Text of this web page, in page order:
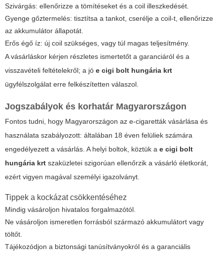
Szivárgás: ellenőrizze a tömítéseket és a coil illeszkedését.
Gyenge gőztermelés: tisztítsa a tankot, cserélje a coil-t, ellenőrizze
az akkumulátor állapotát.
Erős égő íz: új coil szükséges, vagy túl magas teljesítmény.
A vásárláskor kérjen részletes ismertetőt a garanciáról és a
visszavételi feltételekről; a jó e cigi bolt hungária krt
ügyfélszolgálat erre felkészítetten válaszol.
Jogszabályok és korhatár Magyarországon
Fontos tudni, hogy Magyarországon az e-cigaretták vásárlása és
használata szabályozott: általában 18 éven felüliek számára
engedélyezett a vásárlás. A helyi boltok, köztük a e cigi bolt
hungária krt szaküzletei szigorúan ellenőrzik a vásárló életkorát,
ezért vigyen magával személyi igazolványt.
Tippek a kockázat csökkentéséhez
Mindig vásároljon hivatalos forgalmazótól.
Ne vásároljon ismeretlen forrásból származó akkumulátort vagy
töltőt.
Tájékozódjon a biztonsági tanúsítványokról és a garanciális